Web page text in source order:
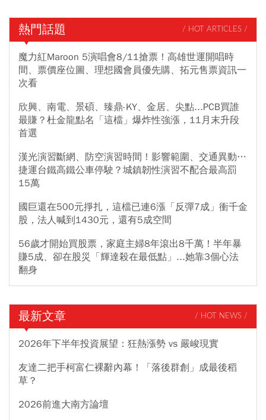
熱門話題 / HOT ARTICLES /
魔力紅Maroon 5演唱會8/11搶票！高雄世運開唱時
間、票價座位圖、理想國會員優先購、拓元售票資訊一
次看
欣興、南電、景碩、臻鼎-KY、金居、尖點...PCB買誰
最賺？杜金龍點名「這檔」爆炸性強漲，11月末升段
首選
漢光演習斷網、防空演習時間！影響範圍、交通異動…
捷運台鐵高鐵公車停駛？城鎮韌性演習不配合最高罰
15萬
國巨還在500元掙扎，這檔已連6漲「反彈7成」衝千金
股，法人喊到1430元，還有5成空間
56歲才開始買股票，家庭主婦8年滾出8千萬！半年暴
賺5成、卻在股災「輝達殺在最低點」...她靠3個心法
翻身
最新文章 / HOT NEWS /
2026年下半年投資展望：狂熱漲勢 vs 嚴峻現實
友達二把手柯富仁裸辭內幕！「落後群創」成最後稻
草？
2026前進大南方論壇